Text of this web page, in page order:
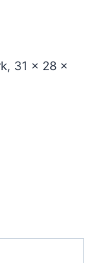
31 × 28 ×